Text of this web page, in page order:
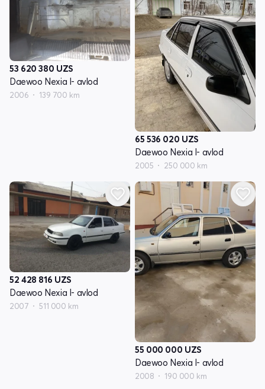
53 620 380 UZS
Daewoo Nexia I- avlod
2006 139 700 km
65 536 020 UZS
Daewoo Nexia I- avlod
2005 250 000 km
52 428 816 UZS
Daewoo Nexia I- avlod
2007 511 000 km
55 000 000 UZS
Daewoo Nexia I- avlod
2008 190 000 km